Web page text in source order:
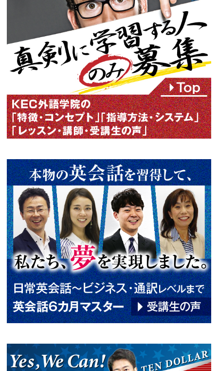
ake it. Keep at it.
この記事の筆者
KEC外語学院 KEC Foreign
大阪・京都の英会話スクール
｜初心者の日常英会話６カ月マ
ロ・通訳レベルまで驚異的な上
する独自のTP指導方式で目標
剣に学習する人のみ募集！でき
来るまで、熱誠指導に一切の妥
阪[梅田/枚方]・京都[烏丸御池]
EFL･英検･通訳も学べる英会話
明会・無料体験レッスンも開催